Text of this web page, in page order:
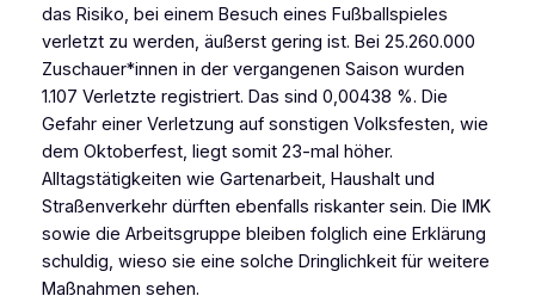
das Risiko, bei einem Besuch eines Fußballspieles
verletzt zu werden, äußerst gering ist. Bei 25.260.000
Zuschauer*innen in der vergangenen Saison wurden
1.107 Verletzte registriert. Das sind 0,00438 %. Die
Gefahr einer Verletzung auf sonstigen Volksfesten, wie
dem Oktoberfest, liegt somit 23-mal höher.
Alltagstätigkeiten wie Gartenarbeit, Haushalt und
Straßenverkehr dürften ebenfalls riskanter sein. Die IMK
sowie die Arbeitsgruppe bleiben folglich eine Erklärung
schuldig, wieso sie eine solche Dringlichkeit für weitere
Maßnahmen sehen.